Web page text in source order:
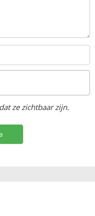
ze zichtbaar zijn.